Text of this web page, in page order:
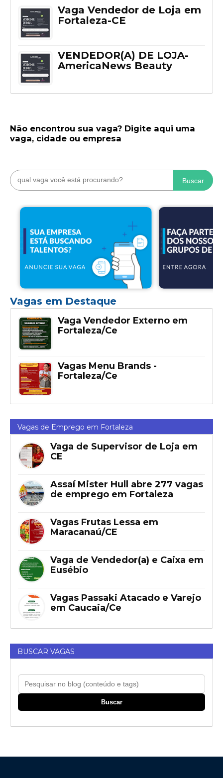
Vaga Vendedor de Loja em
Fortaleza-CE
VENDEDOR(A) DE LOJA-
AmericaNews Beauty
Não encontrou sua vaga? Digite aqui uma
vaga, cidade ou empresa
Buscar
Vagas em Destaque
Vaga Vendedor Externo em
Fortaleza/Ce
Vagas Menu Brands -
Fortaleza/Ce
Vagas de Emprego em Fortaleza
Vaga de Supervisor de Loja em
CE
Assaí Mister Hull abre 277 vagas
de emprego em Fortaleza
Vagas Frutas Lessa em
Maracanaú/CE
Vaga de Vendedor(a) e Caixa em
Eusébio
Vagas Passaki Atacado e Varejo
em Caucaia/Ce
BUSCAR VAGAS
Buscar